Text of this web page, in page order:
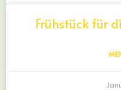
Frühstück für